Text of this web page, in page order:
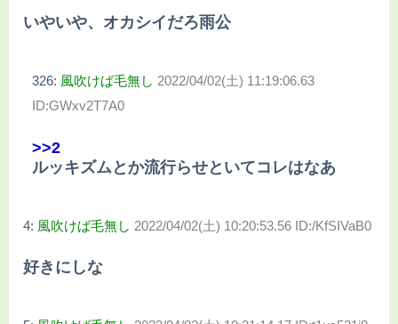
いやいや、オカシイだろ雨公
326: 風吹けば毛無し 2022/04/02(土) 11:19:06.63
ID:GWxv2T7A0
>>2
ルッキズムとか流行らせといてコレはなあ
4: 風吹けば毛無し 2022/04/02(土) 10:20:53.56 ID:/KfSIVaB0
好きにしな